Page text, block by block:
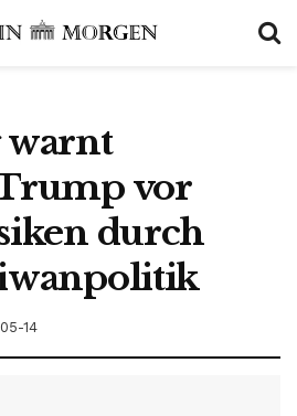
warnt
vor
durch
14